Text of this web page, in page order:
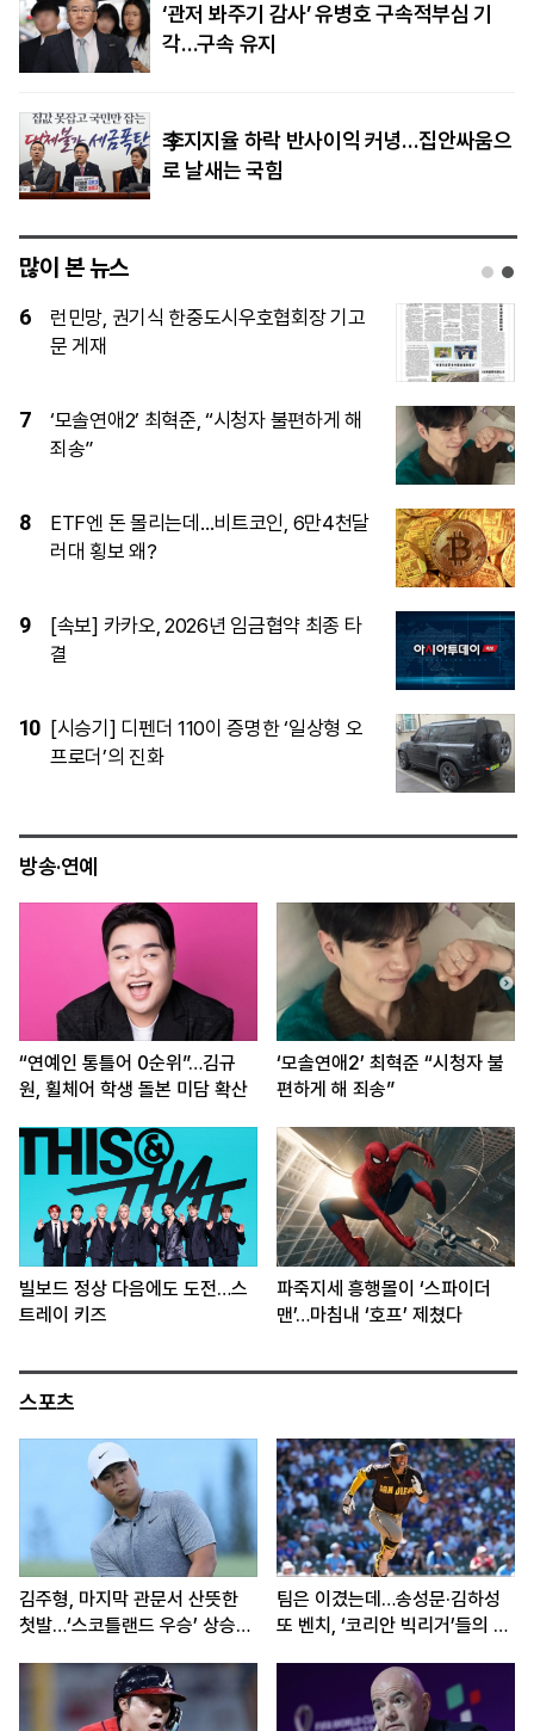
‘관저 봐주기 감사’ 유병호 구속적부심 기
각…구속 유지
李지지율 하락 반사이익 커녕…집안싸움으
로 날새는 국힘
많이 본 뉴스
1
[단독]15사단 ‘투표권 미보장’…초급간부
들이 질책 두려워 ‘자체누락’
2
LG AI 파운데이션 모델 ‘엑사원’, 美·中 제
치고 세계 최고 성능 입증
3
[체험기] 삼성 비스포크 로봇청소기…‘청
소로부터의 자유’ 얼마나 가능할까
4
미 하원 공화당, 한국 정통망법 집행 브리
핑 요구…쿠팡 이어 디지털 규제 압박
5
서장훈 서초동 빌딩 450억 매물로…26년
만에 16배 시세차익 기대
방송·연예
“연예인 통틀어 0순위”…김규
원, 휠체어 학생 돌본 미담 확산
‘모솔연애2’ 최혁준 “시청자 불
편하게 해 죄송”
빌보드 정상 다음에도 도전…스
트레이 키즈
파죽지세 흥행몰이 ‘스파이더
맨’…마침내 ‘호프’ 제쳤다
스포츠
김주형, 마지막 관문서 산뜻한
첫발…‘스코틀랜드 우승’ 상승세
팀은 이겼는데…송성문·김하성
또 벤치, ‘코리안 빅리거’들의 고